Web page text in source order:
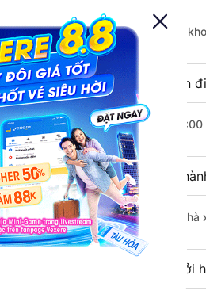
Phú Yên từ Nghệ An có chiều dài
chuyến xe khách Nghệ An
khoảng 12 chuyến xe bắt đầu từ
Tuy Hòa - Phú Yên nào khởi
sớm nhất vào lúc 7:00 là của nhà
- Phú Yên từ Nghệ An nào khởi